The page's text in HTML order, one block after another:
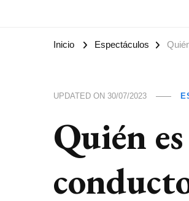
Inicio Espectáculos
UPDATED ON 30/07/2023
Quién